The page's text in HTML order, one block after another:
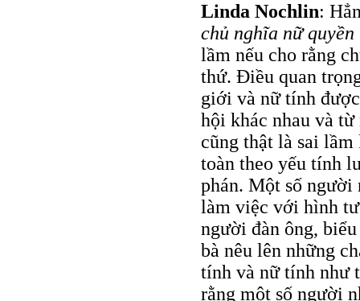
Linda Nochlin:
chủ nghĩa nữ quyền
lầm nếu cho rằng
thứ. Điều quan
giới và nữ tính
hội khác nhau và
cũng thật là sai
toàn theo yếu tính
phán. Một số người
làm việc với hình
người đàn ông,
bà nêu lên những
tính và nữ tính như
rằng một số người